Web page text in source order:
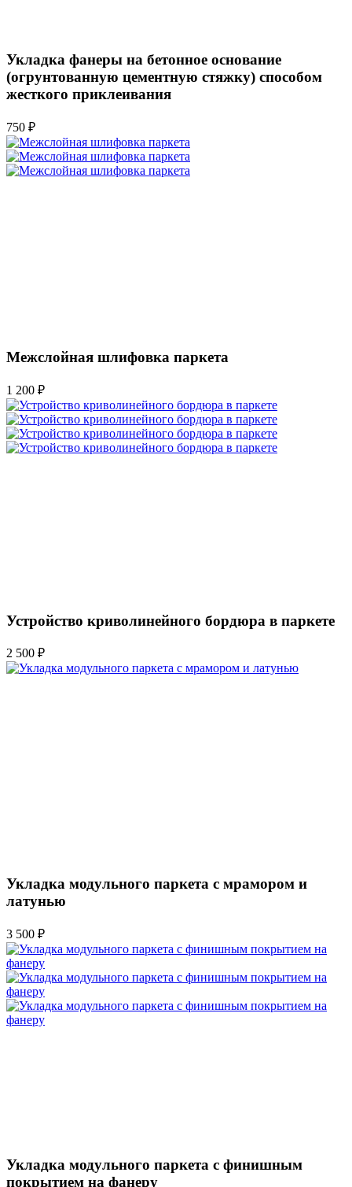
Укладка фанеры на бетонное основание
(огрунтованную цементную стяжку) способом
жесткого приклеивания
750 ₽
Межслойная шлифовка паркета
1 200 ₽
Устройство криволинейного бордюра в паркете
2 500 ₽
Укладка модульного паркета с мрамором и
латунью
3 500 ₽
Укладка модульного паркета с финишным
покрытием на фанеру